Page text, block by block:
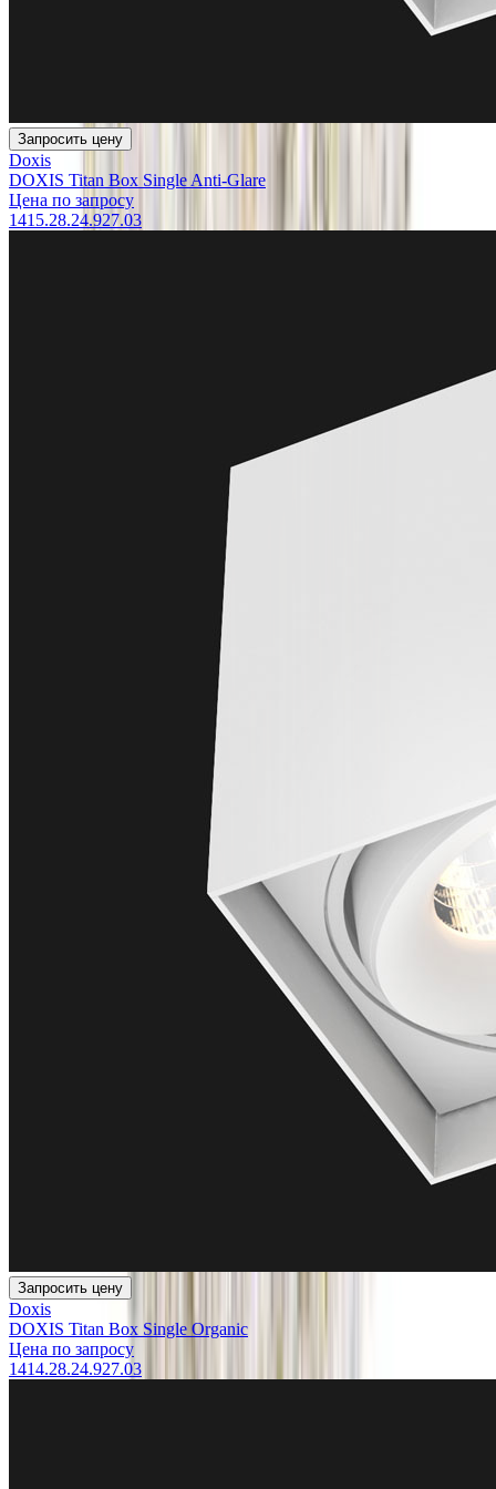
Запросить цену
Doxis
DOXIS Titan Box Single Anti-Glare
Цена по запросу
1415.28.24.927.03
Запросить цену
Doxis
DOXIS Titan Box Single Organic
Цена по запросу
1414.28.24.927.03